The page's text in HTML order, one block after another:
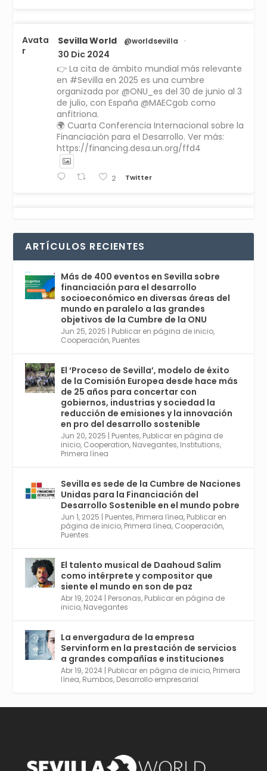
Avata
r
Sevilla World @worldsevilla ·
30 Dic 2024
👉 La cita de ámbito mundial más relevante
en #Sevilla en 2025 es una cumbre
organizada por @ONU_es del 30 de junio al 3
de julio, con España @MAECgob como
anfitriona.
🌍 Cuarta Conferencia Internacional sobre la
Financiación para el Desarrollo. Ver más:
https://financing.desa.un.org/ffd4
2 Twitter
r
comienza en Sevilla este lunes 2 con la
Conferencia Internacional sobre Catálisis, y
con el Congreso de Parasitología. Del día 3 al
6, Congreso de Metodología de Ciencias
Sociales y la Salud; y los días 5 y 6 Jornadas
de Economía Industrial.
4
1 2 Twitter
Avata
r
Sevilla World @worldsevilla ·
21 May 2024
Conoce a @mvbim, la empresa sevillana
que ha sido pionera en España en el uso de
la tecnología BIM para digitalizar e
industrializar la arquitectura y la
construcción. Ver su dimensión
internacional en el reportaje de
@juanluispavon1 en @elCorreoWeb :
https://tinyurl.com/yfa2h55p
2 6 Twitter
Avata
Sevilla World @worldsevilla ·
30 Abr 2024
Aprovéchalo si vives en Sevilla capital o
provincia. Curso gratuito en Internet de las
Cosas, Inteligencia Artificial y Smart Cities
plazo acaba el 2 de mayo. Dota de gran
empleabilidad. Ver y enlace a inscripción:
https://tinyurl.com/yu5xhwjr
ARTÍCULOS RECIENTES
Más de 400 eventos en Sevilla sobre
financiación para el desarrollo
socioeconómico en diversas áreas del
mundo en paralelo a las grandes
objetivos de la Cumbre de la ONU
Jun 25, 2025 | Publicar en página de inicio,
Cooperación, Puentes
El ‘Proceso de Sevilla’, modelo de éxito
de la Comisión Europea desde hace más
de 25 años para concertar con
gobiernos, industrias y sociedad la
reducción de emisiones y la innovación
en pro del desarrollo sostenible
Jun 20, 2025 | Puentes, Publicar en página de
inicio, Cooperation, Navegantes, Institutions,
Primera línea
Sevilla es sede de la Cumbre de Naciones
Unidas para la Financiación del
Desarrollo Sostenible en el mundo pobre
Jun 1, 2025 | Puentes, Primera línea, Publicar en
página de inicio, Primera línea, Cooperación,
Puentes
El talento musical de Daahoud Salim
como intérprete y compositor que
siente el mundo en son de paz
Abr 19, 2024 | Personas, Publicar en página de
inicio, Navegantes
La envergadura de la empresa
Servinform en la prestación de servicios
a grandes compañías e instituciones
Abr 19, 2024 | Publicar en página de inicio, Primera
línea, Rumbos, Desarrollo empresarial